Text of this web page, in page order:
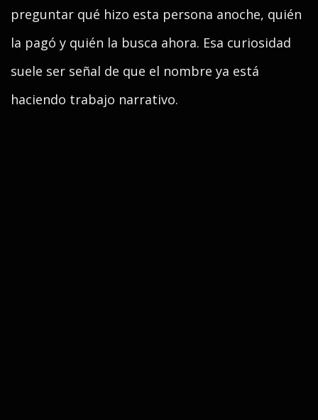
preguntar qué hizo esta persona anoche, quién
la pagó y quién la busca ahora. Esa curiosidad
suele ser señal de que el nombre ya está
haciendo trabajo narrativo.